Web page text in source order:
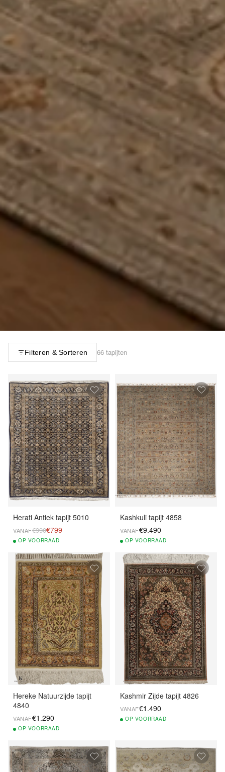
Filteren & Sorteren 66 tapijten
Herati Antiek tapijt 5010
VANAF€990€799
OP VOORRAAD
Kashkuli tapijt 4858
VANAF€9.490
OP VOORRAAD
Hereke Natuurzijde tapijt
4840
VANAF€1.290
OP VOORRAAD
Kashmir Zijde tapijt 4826
VANAF€1.490
OP VOORRAAD